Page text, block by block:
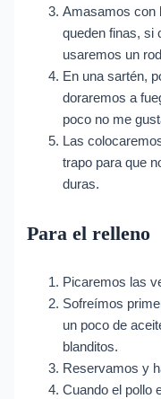
Amasamos con
queden finas, si
usaremos un
En una sartén,
doraremos a
poco no me
Las
trapo para que
duras.
Para el relleno
Picaremos las
Sofreímos
un poco de
blanditos.
Reservamos y
Cuando el pollo